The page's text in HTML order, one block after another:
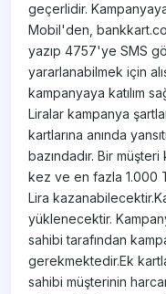
geçerlidir.
Mobil'den,
yazıp 4757'ye SMS
yararlanabilmek için
kampanyaya katılım
Liralar kampanya
kartlarına anında
bazındadır. Bir
kez ve en fazla 1.000
Lira
yüklenecektir.
sahibi tarafından
gerekmektedir.Ek
sahibi müşterinin